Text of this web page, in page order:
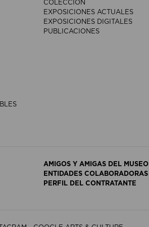
COLECCIÓN
EXPOSICIONES ACTUALES
EXPOSICIONES DIGITALES
PUBLICACIONES
AMIGOS Y AMIGAS DEL MUSEO
ENTIDADES COLABORADORAS
PERFIL DEL CONTRATANTE